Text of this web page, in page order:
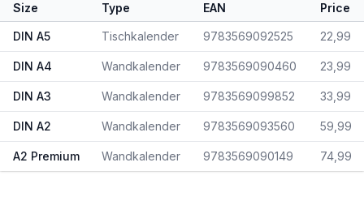
Size Type EAN Price
DIN A5 Tischkalender 9783569092525 22,99
DIN A4 Wandkalender 9783569090460 23,99
DIN A3 Wandkalender 9783569099852 33,99
DIN A2 Wandkalender 9783569093560 59,99
A2 Premium Wandkalender 9783569090149 74,99